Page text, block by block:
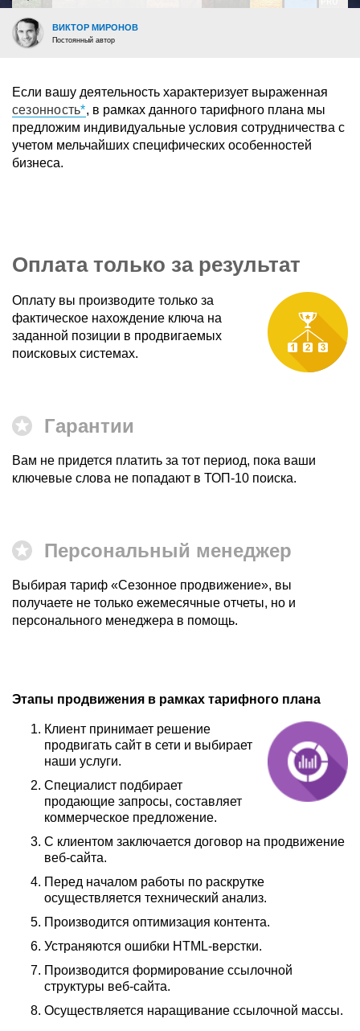
ВИКТОР МИРОНОВ
Постоянный автор
Если вашу деятельность характеризует выраженная
сезонность , в рамках данного тарифного плана мы
предложим индивидуальные условия сотрудничества с
учетом мельчайших специфических особенностей
бизнеса.
Оплата только за результат
Оплату вы производите только за
фактическое нахождение ключа на
заданной позиции в продвигаемых
поисковых системах.
Гарантии
Вам не придется платить за тот период, пока ваши
ключевые слова не попадают в ТОП-10 поиска.
Персональный менеджер
Выбирая тариф «Сезонное продвижение», вы
получаете не только ежемесячные отчеты, но и
персонального менеджера в помощь.
Этапы продвижения в рамках тарифного плана
Клиент принимает решение
продвигать сайт в сети и выбирает
наши услуги.
Специалист подбирает
продающие запросы, составляет
коммерческое предложение.
С клиентом заключается договор на продвижение
веб-сайта.
Перед началом работы по раскрутке
осуществляется технический анализ.
Производится оптимизация контента.
Устраняются ошибки HTML-верстки.
Производится формирование ссылочной
структуры веб-сайта.
Осуществляется наращивание ссылочной массы.